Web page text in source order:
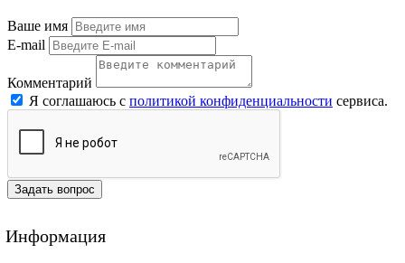
Ваше имя
E-mail
Комментарий
Я соглашаюсь с политикой конфиденциальности сервиса.
Задать вопрос
Информация